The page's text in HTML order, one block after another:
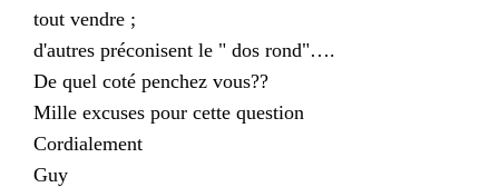
tout vendre ;
d'autres préconisent le " dos rond"….
De quel coté penchez vous??
Mille excuses pour cette question
Cordialement
Guy